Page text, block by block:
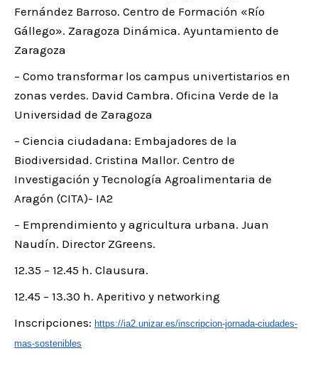
Fernández Barroso. Centro de Formación «Río
Gállego». Zaragoza Dinámica. Ayuntamiento de
Zaragoza
– Como transformar los campus univertistarios en
zonas verdes. David Cambra. Oficina Verde de la
Universidad de Zaragoza
– Ciencia ciudadana: Embajadores de la
Biodiversidad. Cristina Mallor. Centro de
Investigación y Tecnología Agroalimentaria de
Aragón (CITA)- IA2
– Emprendimiento y agricultura urbana. Juan
Naudín. Director ZGreens.
12.35 – 12.45 h. Clausura.
12.45 – 13.30 h. Aperitivo y networking
Inscripciones: https://ia2.unizar.es/inscripcion-jornada-ciudades-
mas-sostenibles